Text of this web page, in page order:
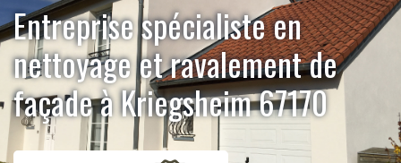
Entreprise spécialiste en
nettoyage et ravalement de
façade à Kriegsheim 67170